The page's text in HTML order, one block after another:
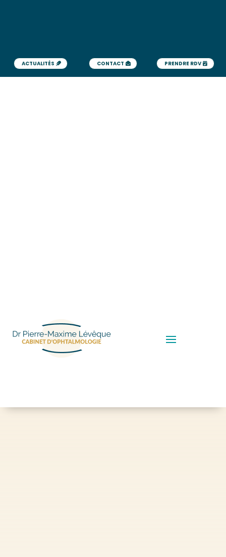
ACTUALITÉS CONTACT PRENDRE RDV